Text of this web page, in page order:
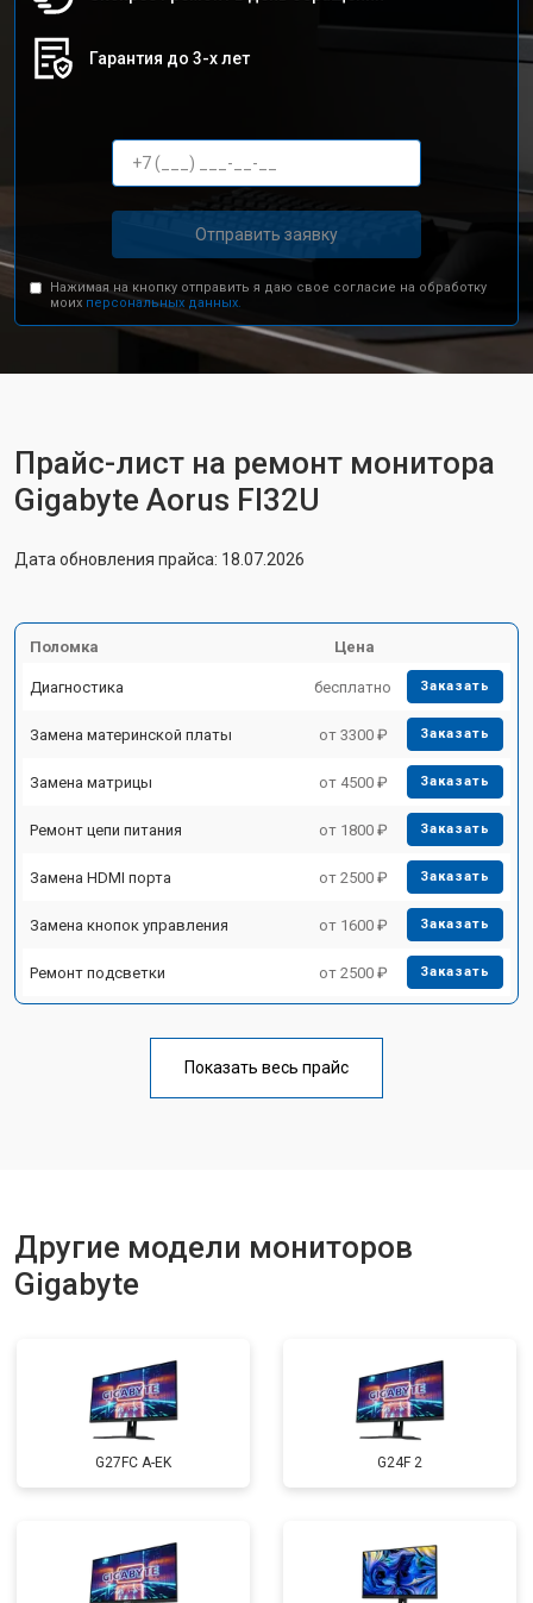
Гарантия до 3-х лет
Отправить заявку
Нажимая на кнопку отправить я даю свое согласие на обработку
моих персональных данных.
Прайс-лист на ремонт монитора
Gigabyte Aorus FI32U
Дата обновления прайса: 18.07.2026
Поломка Цена
Диагностика бесплатно Заказать
Замена материнской платы от 3300 ₽ Заказать
Замена матрицы от 4500 ₽ Заказать
Ремонт цепи питания от 1800 ₽ Заказать
Замена HDMI порта от 2500 ₽ Заказать
Замена кнопок управления от 1600 ₽ Заказать
Ремонт подсветки от 2500 ₽ Заказать
Показать весь прайс
Другие модели мониторов
Gigabyte
G27FC A-EK G24F 2